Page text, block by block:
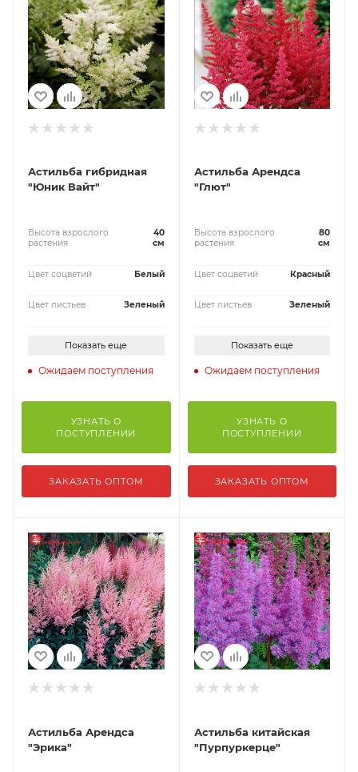
Астильба гибридная
"Юник Вайт"
Высота взрослого
растения
40
см
Цвет соцветий Белый
Цвет листьев Зеленый
Показать еще
Ожидаем поступления
УЗНАТЬ О
ПОСТУПЛЕНИИ
ЗАКАЗАТЬ ОПТОМ
Астильба Арендса
"Глют"
Высота взрослого
растения
80
см
Цвет соцветий Красный
Цвет листьев Зеленый
Показать еще
Ожидаем поступления
УЗНАТЬ О
ПОСТУПЛЕНИИ
ЗАКАЗАТЬ ОПТОМ
Астильба Арендса
"Эрика"
Астильба китайская
"Пурпуркерце"